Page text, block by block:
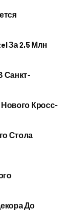
За 2,5 Млн
Санкт-
Кросс-
Стола
До